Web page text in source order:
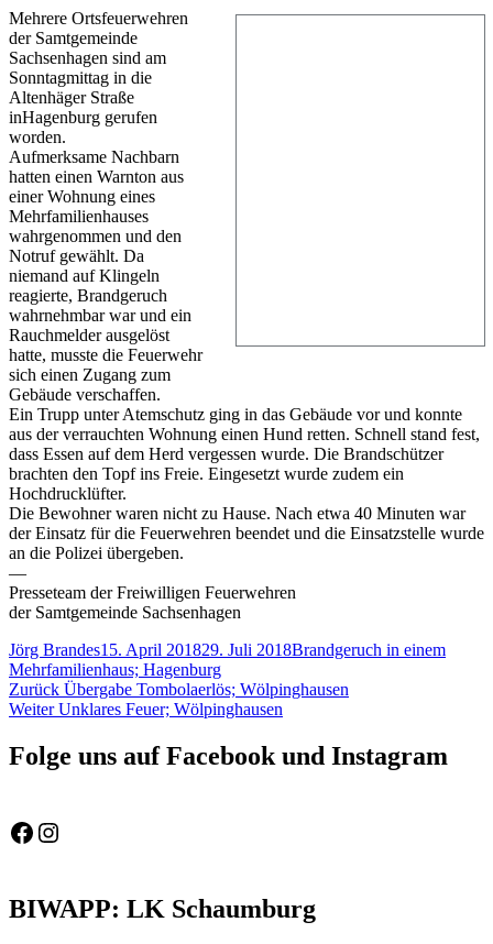
Mehrere Ortsfeuerwehren
der Samtgemeinde
Sachsenhagen sind am
Sonntagmittag in die
Altenhäger Straße
inHagenburg gerufen
worden.
Aufmerksame Nachbarn
hatten einen Warnton aus
einer Wohnung eines
Mehrfamilienhauses
wahrgenommen und den
Notruf gewählt. Da
niemand auf Klingeln
reagierte, Brandgeruch
wahrnehmbar war und ein
Rauchmelder ausgelöst
hatte, musste die Feuerwehr
sich einen Zugang zum
Gebäude verschaffen.
Ein Trupp unter Atemschutz ging in das Gebäude vor und konnte
aus der verrauchten Wohnung einen Hund retten. Schnell stand fest,
dass Essen auf dem Herd vergessen wurde. Die Brandschützer
brachten den Topf ins Freie. Eingesetzt wurde zudem ein
Hochdrucklüfter.
Die Bewohner waren nicht zu Hause. Nach etwa 40 Minuten war
der Einsatz für die Feuerwehren beendet und die Einsatzstelle wurde
an die Polizei übergeben.
—
Presseteam der Freiwilligen Feuerwehren
der Samtgemeinde Sachsenhagen
Autor
Jörg BrandesVeröffentlicht
am
15. April 201829. Juli 2018Schlagwörter
Brandgeruch in einem
Mehrfamilienhaus; Hagenburg
Beitragsnavigation
Zurück Vorheriger
Beitrag:
Übergabe Tombolaerlös; Wölpinghausen
Weiter Nächster
Unklares Feuer; Wölpinghausen
Folge uns auf Facebook und Instagram
Feuerwehr Gemeinde Wölpinghausen
fw_gemeinde_woelpinghausen
BIWAPP: LK Schaumburg